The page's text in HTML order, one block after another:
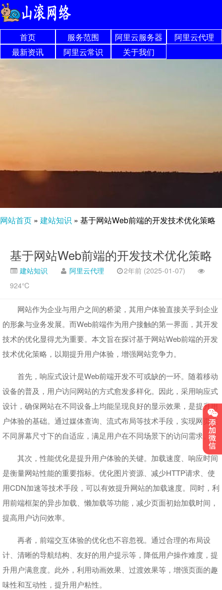
首页 服务范围 阿里云服务器
阿里云代理
最新资讯
阿里云常识 关于我们
网站首页 » 建站知识 » 基于网站Web前端的开发技术优化策略
基于网站Web前端的开发技术优化策略
建站知识 阿里云代理
2年前 (2025-01-07)
924℃
网站作为企业与用户之间的桥梁，其用户体验直接关乎到企业
的形象与业务发展。而Web前端作为用户接触的第一界面，其开发
技术的优化显得尤为重要。本文旨在探讨基于网站Web前端的开发
技术优化策略，以期提升用户体验，增强网站竞争力。
首先，响应式设计是Web前端开发不可或缺的一环。随着移动
设备的普及，用户访问网站的方式愈发多样化。因此，采用响应式
设计，确保网站在不同设备上均能呈现良好的显示效果，是提升用
户体验的基础。通过媒体查询、流式布局等技术手段，实现网页在
不同屏幕尺寸下的自适应，满足用户在不同场景下的访问需求。
其次，性能优化是提升用户体验的关键。加载速度、响应时间
是衡量网站性能的重要指标。优化图片资源、减少HTTP请求、使
用CDN加速等技术手段，可以有效提升网站的加载速度。同时，利
用前端框架的异步加载、懒加载等功能，减少页面初始加载时间，
提高用户访问效率。
再者，前端交互体验的优化也不容忽视。通过合理的布局设
计、清晰的导航结构、友好的用户提示等，降低用户操作难度，提
升用户满意度。此外，利用动画效果、过渡效果等，增强页面的趣
味性和互动性，提升用户粘性。